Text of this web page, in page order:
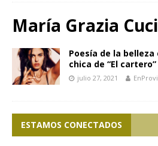
María Grazia
Poesía de la
chica de “El cartero”
julio 27, 2021
ESTAMOS CONECTADOS